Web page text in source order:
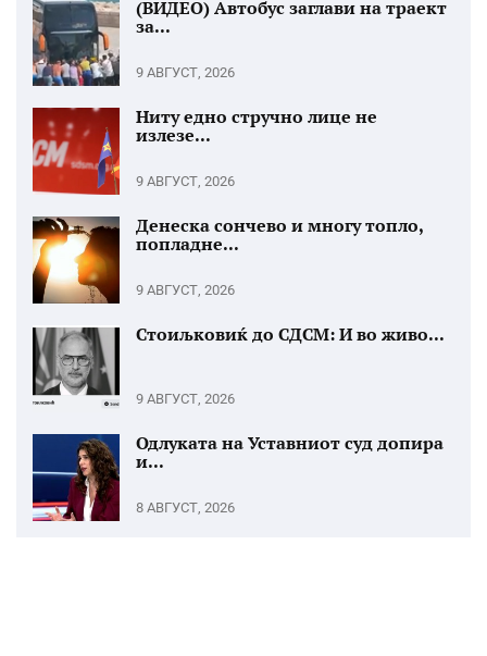
(ВИДЕО) Автобус заглави на траект
за...
9 АВГУСТ, 2026
Ниту едно стручно лице не
излезе...
9 АВГУСТ, 2026
Денеска сончево и многу топло,
попладне...
9 АВГУСТ, 2026
Стоиљковиќ до СДСМ: И во живо...
9 АВГУСТ, 2026
Одлуката на Уставниот суд допира
и...
8 АВГУСТ, 2026